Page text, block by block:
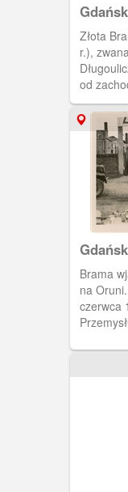
Złota
r.),
od
Bramę
wg.
cechy
rzymski
miejscu
Oruni
Brama
na
czerwca
pojawiły
w